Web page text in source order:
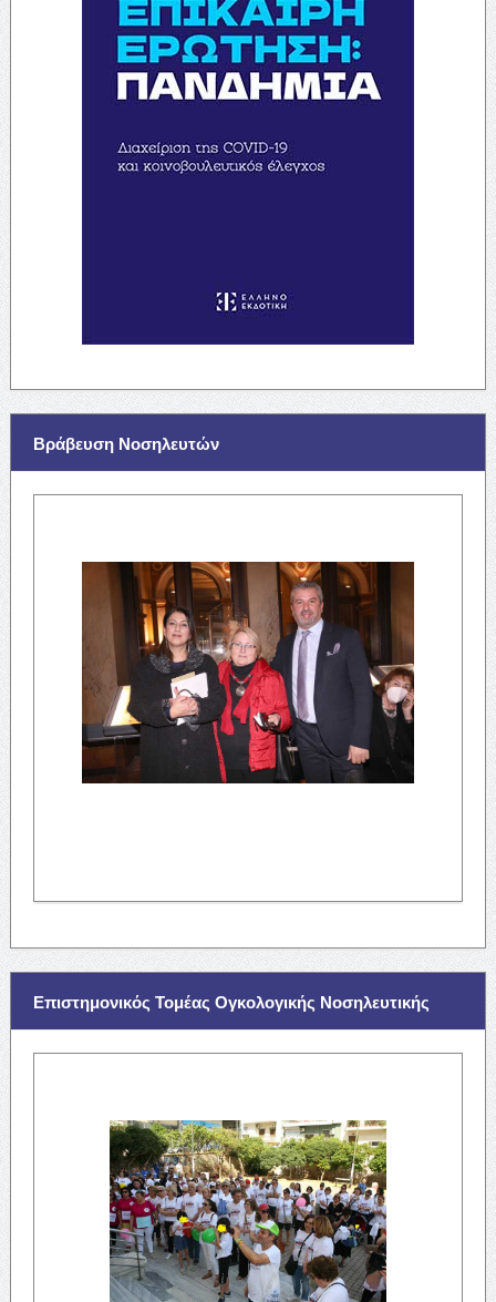
Βράβευση Νοσηλευτών
Επιστημονικός Τομέας Ογκολογικής Νοσηλευτικής